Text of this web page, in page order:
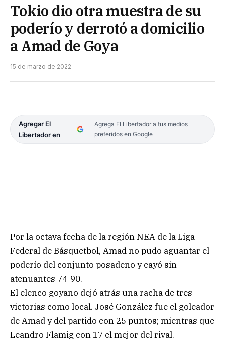
Tokio dio otra muestra de su
poderío y derrotó a domicilio
a Amad de Goya
15 de marzo de 2022
Agregar El
Libertador en
Agrega El Libertador a tus medios
preferidos en Google
Por la octava fecha de la región NEA de la Liga
Federal de Básquetbol, Amad no pudo aguantar el
poderío del conjunto posadeño y cayó sin
atenuantes 74-90.
El elenco goyano dejó atrás una racha de tres
victorias como local. José González fue el goleador
de Amad y del partido con 25 puntos; mientras que
Leandro Flamig con 17 el mejor del rival.